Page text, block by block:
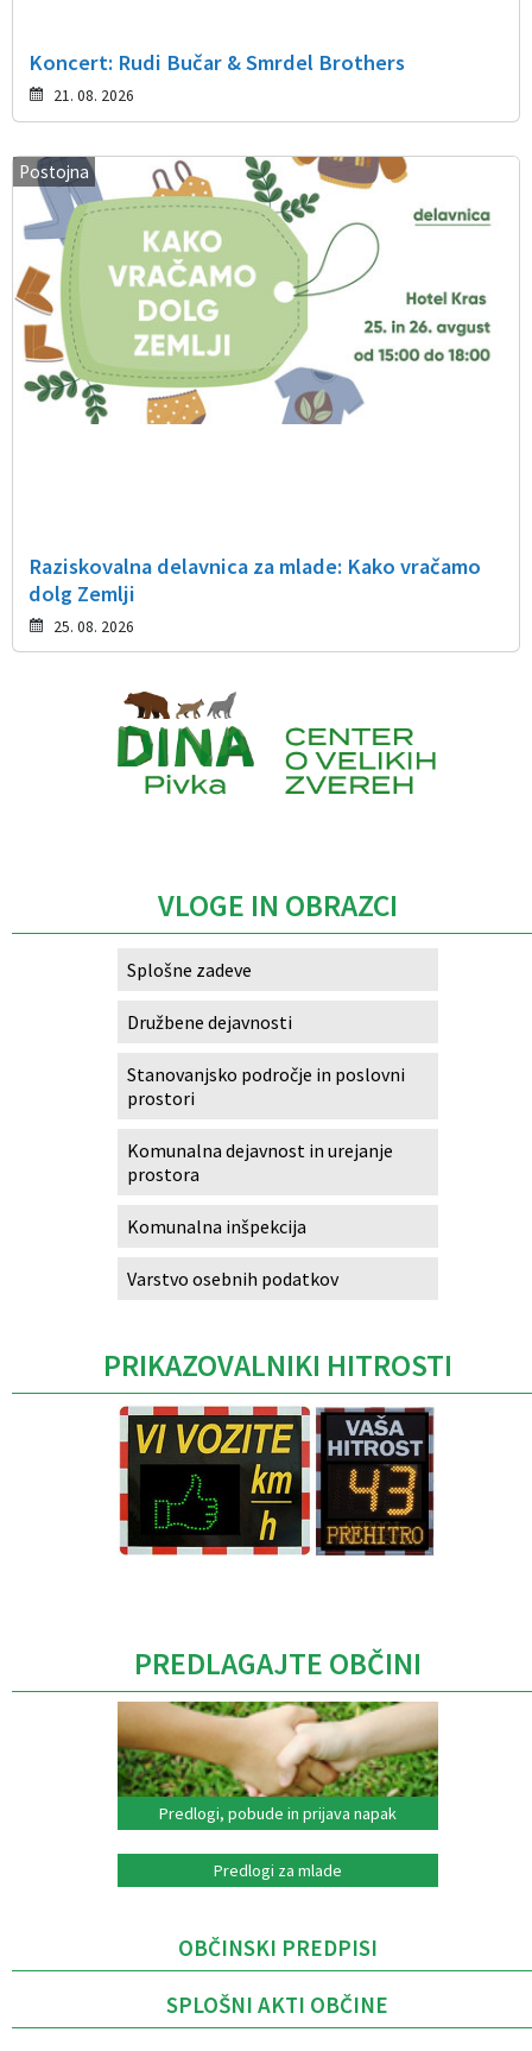
Koncert: Rudi Bučar & Smrdel Brothers
21. 08. 2026
Postojna
Raziskovalna delavnica za mlade: Kako vračamo
dolg Zemlji
25. 08. 2026
VLOGE IN OBRAZCI
Splošne zadeve
Družbene dejavnosti
Stanovanjsko področje in poslovni
prostori
Komunalna dejavnost in urejanje
prostora
Komunalna inšpekcija
Varstvo osebnih podatkov
PRIKAZOVALNIKI HITROSTI
PREDLAGAJTE OBČINI
Predlogi, pobude in prijava napak
Predlogi za mlade
OBČINSKI PREDPISI
SPLOŠNI AKTI OBČINE